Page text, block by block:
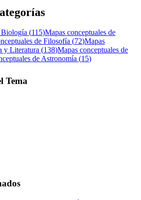
Biología (115)Mapas conceptuales de
de Filosofía (72)Mapas
y Literatura (138)Mapas conceptuales de
deAstronomía (15)
Tema